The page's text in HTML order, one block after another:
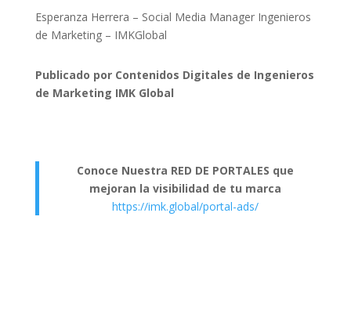
Esperanza Herrera – Social Media Manager Ingenieros
de Marketing – IMKGlobal
Publicado por Contenidos Digitales de Ingenieros
de Marketing IMK Global
Conoce Nuestra RED DE PORTALES que
mejoran la visibilidad de tu marca
https://imk.global/portal-ads/